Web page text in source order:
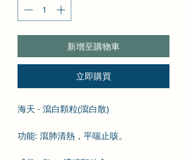
新增至購物車
立即購買
海天 - 瀉白顆粒(瀉白散)
功能: 瀉肺清熱，平喘止咳。